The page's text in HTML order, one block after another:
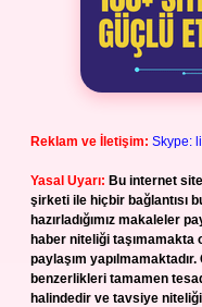
Reklam ve İletişim: Skype:
Yasal Uyarı: Bu internet
şirketi ile hiçbir bağlantısı
hazırladığımız makaleler
haber niteliği
paylaşım
benzerlikleri tamamen
halindedir ve tavsiye